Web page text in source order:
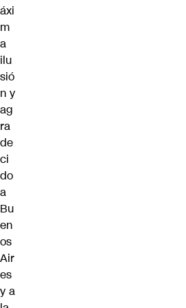
áxi
m
a
ilu
sió
n y
ag
ra
de
ci
do
a
Bu
en
os
Air
es
y a